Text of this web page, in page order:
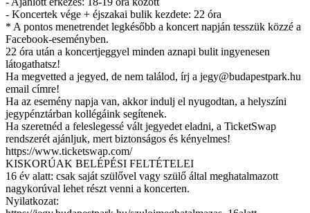
- Koncertek vége + éjszakai bulik kezdete: 22 óra
* A pontos menetrendet legkésőbb a koncert napján tesszük közzé a
Facebook-eseményben.
22 óra után a koncertjeggyel minden aznapi bulit ingyenesen
látogathatsz!
Ha megvetted a jegyed, de nem találod, írj a jegy@budapestpark.hu
email címre!
Ha az esemény napja van, akkor indulj el nyugodtan, a helyszíni
jegypénztárban kollégáink segítenek.
Ha szeretnéd a feleslegessé vált jegyedet eladni, a TicketSwap
rendszerét ajánljuk, mert biztonságos és kényelmes!
https://www.ticketswap.com/
KISKORÚAK BELÉPÉSI FELTÉTELEI
16 év alatt: csak saját szülővel vagy szülő által meghatalmazott
nagykorúval lehet részt venni a koncerten.
Nyilatkozat: